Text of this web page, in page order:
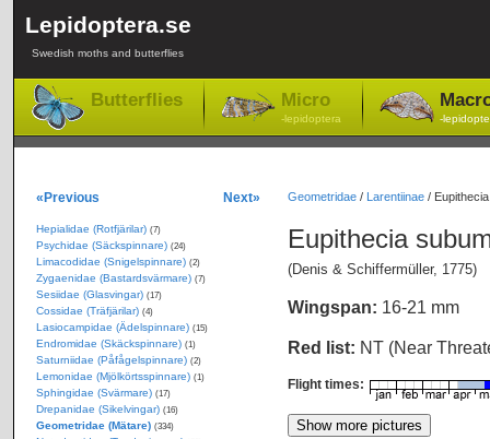
Lepidoptera.se
Swedish moths and butterflies
Butterflies Micro
-lepidoptera -
Geometridae/ Larentiinae/
Eupithecia
(Denis & Schiffermüller, 1775)
Wingspan: 16-21 mm
Red list: NT (Near
Flight times:
«Previous Next»
Hepialidae (Rotfjärilar) (7)
Psychidae (Säckspinnare) (24)
Limacodidae (Snigelspinnare) (2)
Zygaenidae (Bastardsvärmare) (7)
Sesiidae (Glasvingar) (17)
Cossidae (Träfjärilar) (4)
Lasiocampidae (Ädelspinnare) (15)
Endromidae (Skäckspinnare) (1)
Saturniidae (Påfågelspinnare) (2)
Lemonidae (Mjölkörtsspinnare) (1)
Sphingidae (Svärmare) (17)
Drepanidae (Sikelvingar) (16)
Geometridae (Mätare) (334)